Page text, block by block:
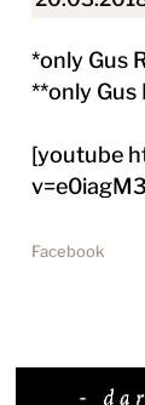
*only Gus
**only Gus
[youtube
Facebook